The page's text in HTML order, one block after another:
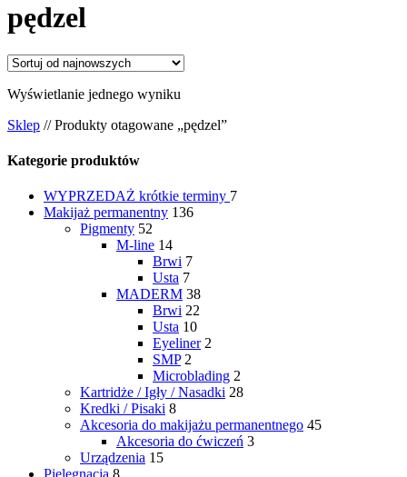
pędzel
Wyświetlanie jednego wyniku
Sklep // Produkty otagowane „pędzel”
Kategorie produktów
WYPRZEDAŻ krótkie terminy 7
Makijaż permanentny 136
Pigmenty 52
M-line 14
Brwi 7
Usta 7
MADERM 38
Brwi 22
Usta 10
Eyeliner 2
SMP 2
Microblading 2
Kartridże / Igły / Nasadki 28
Kredki / Pisaki 8
Akcesoria do makijażu permanentnego 45
Akcesoria do ćwiczeń 3
Urządzenia 15